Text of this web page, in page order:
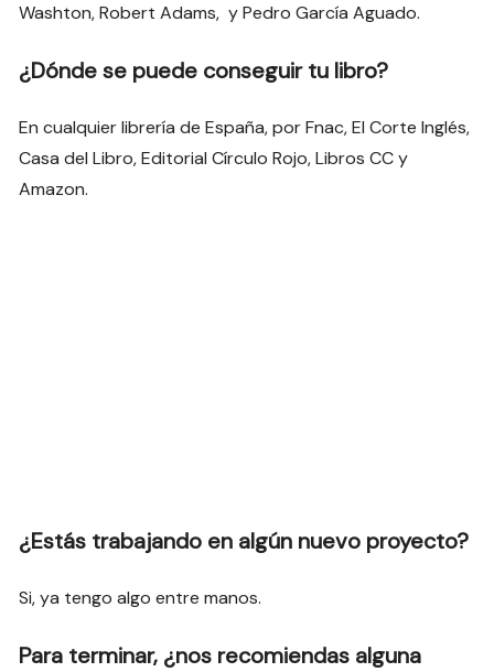
Washton, Robert Adams, y Pedro García Aguado.
¿Dónde se puede conseguir tu libro?
En cualquier librería de España, por Fnac, El Corte Inglés,
Casa del Libro, Editorial Círculo Rojo, Libros CC y
Amazon.
¿Estás trabajando en algún nuevo proyecto?
Si, ya tengo algo entre manos.
Para terminar, ¿nos recomiendas alguna